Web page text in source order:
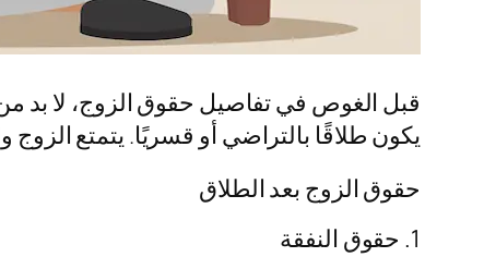
قبل الغوص في تفاصيل حقوق الزوج، لا بد
يكون طلاقًا بالتراضي أو قسريًا. يتمتع
حقوق الزوج بعد الطلاق
1. حقوق النفقة